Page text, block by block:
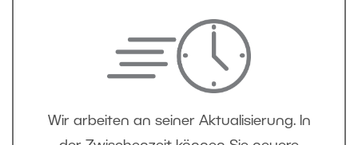
Wir arbeiten an seiner Aktualisierung. In